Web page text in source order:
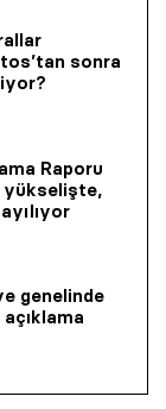
sonra
Raporu
yükselişte,
genelinde